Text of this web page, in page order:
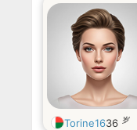
Torine1636 岁